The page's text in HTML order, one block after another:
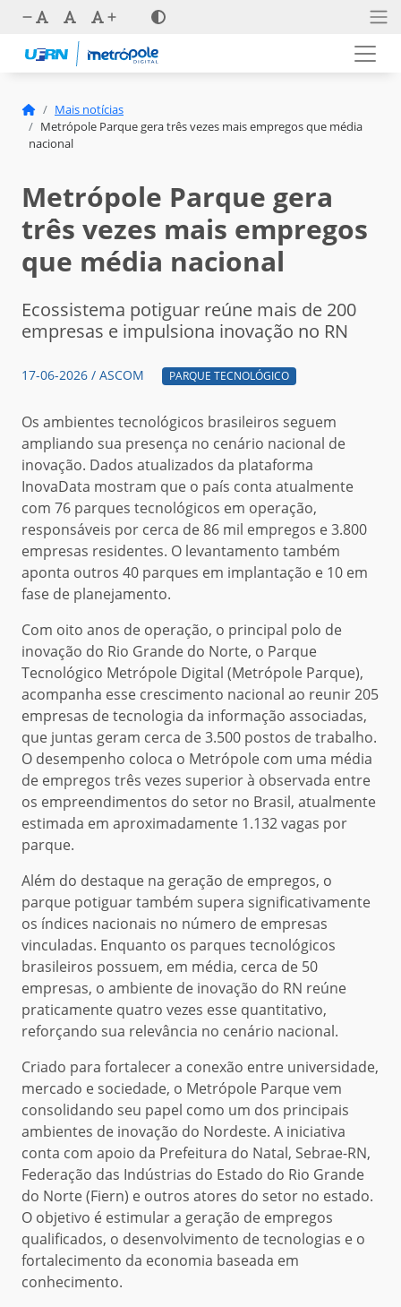
Mais notícias
Metrópole Parque gera três vezes mais empregos que média
nacional
Metrópole Parque gera
três vezes mais empregos
que média nacional
Ecossistema potiguar reúne mais de 200
empresas e impulsiona inovação no RN
17-06-2026 / ASCOM PARQUE TECNOLÓGICO
Os ambientes tecnológicos brasileiros seguem
ampliando sua presença no cenário nacional de
inovação. Dados atualizados da plataforma
InovaData mostram que o país conta atualmente
com 76 parques tecnológicos em operação,
responsáveis por cerca de 86 mil empregos e 3.800
empresas residentes. O levantamento também
aponta outros 40 parques em implantação e 10 em
fase de planejamento.
Com oito anos de operação, o principal polo de
inovação do Rio Grande do Norte, o Parque
Tecnológico Metrópole Digital (Metrópole Parque),
acompanha esse crescimento nacional ao reunir 205
empresas de tecnologia da informação associadas,
que juntas geram cerca de 3.500 postos de trabalho.
O desempenho coloca o Metrópole com uma média
de empregos três vezes superior à observada entre
os empreendimentos do setor no Brasil, atualmente
estimada em aproximadamente 1.132 vagas por
parque.
Além do destaque na geração de empregos, o
parque potiguar também supera significativamente
os índices nacionais no número de empresas
vinculadas. Enquanto os parques tecnológicos
brasileiros possuem, em média, cerca de 50
empresas, o ambiente de inovação do RN reúne
praticamente quatro vezes esse quantitativo,
reforçando sua relevância no cenário nacional.
Criado para fortalecer a conexão entre universidade,
mercado e sociedade, o Metrópole Parque vem
consolidando seu papel como um dos principais
ambientes de inovação do Nordeste. A iniciativa
conta com apoio da Prefeitura do Natal, Sebrae-RN,
Federação das Indústrias do Estado do Rio Grande
do Norte (Fiern) e outros atores do setor no estado.
O objetivo é estimular a geração de empregos
qualificados, o desenvolvimento de tecnologias e o
fortalecimento da economia baseada em
conhecimento.